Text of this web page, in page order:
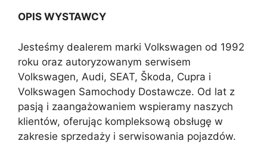
OPIS WYSTAWCY
Jesteśmy dealerem marki Volkswagen od 1992
roku oraz autoryzowanym serwisem
Volkswagen, Audi, SEAT, Škoda, Cupra i
Volkswagen Samochody Dostawcze. Od lat z
pasją i zaangażowaniem wspieramy naszych
klientów, oferując kompleksową obsługę w
zakresie sprzedaży i serwisowania pojazdów.